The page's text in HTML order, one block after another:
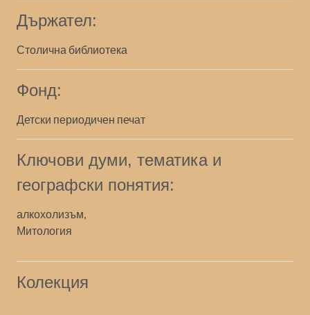
Държател:
Столична библиотека
Фонд:
Детски периодичен печат
Ключови думи, тематика и
географски понятия:
алкохолизъм,
Митология
Колекция